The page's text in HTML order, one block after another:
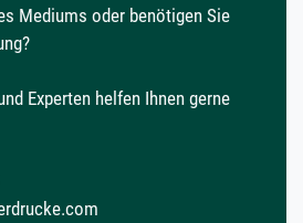
Mediums oder benötigen Sie
Experten helfen Ihnen gerne